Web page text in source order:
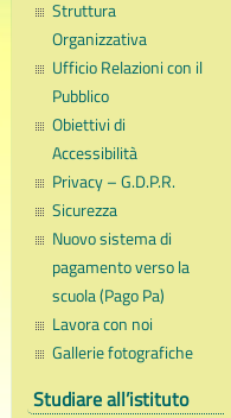
Struttura
Organizzativa
Ufficio Relazioni con il
Pubblico
Obiettivi di
Accessibilità
Privacy – G.D.P.R.
Sicurezza
Nuovo sistema di
pagamento verso la
scuola (Pago Pa)
Lavora con noi
Gallerie fotografiche
Studiare all’istituto